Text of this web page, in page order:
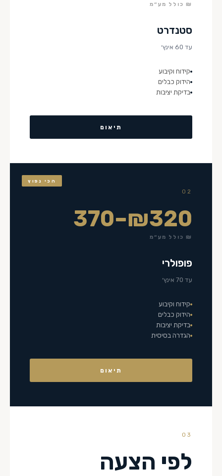
₪ כולל מע״מ
סטנדרט
עד 60 אינץ׳
קידוח וקיבוע
הידוק כבלים
בדיקת יציבות
תיאום
הכי נפוץ
02
₪320–370
₪ כולל מע״מ
פופולרי
עד 70 אינץ׳
קידוח וקיבוע
הידוק כבלים
בדיקת יציבות
הגדרה בסיסית
תיאום
03
לפי הצעה